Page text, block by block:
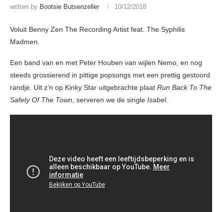
written by Bootsie Butsenzeller 10/12/2018
Voluit Benny Zen The Recording Artist feat. The Syphilis
Madmen.
Een band van en met Peter Houben van wijlen Nemo, en nog
steeds grossierend in pittige popsongs met een prettig gestoord
randje. Uit z’n op Kinky Star uitgebrachte plaat Run Back To The
Safety Of The Town, serveren we de single Isabel.